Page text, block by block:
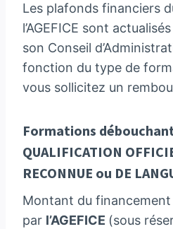
Les plafonds financiers
l’AGEFICE sont
son Conseil
fonction du type de
vous sollicitez un
Formations
QUALIFICATION
RECONNUE ou DE
Montant du
par l’AGEFICE (sous